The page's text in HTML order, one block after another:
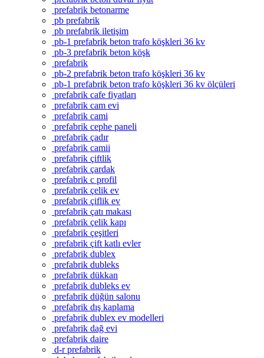
prefabrik betonarme
pb prefabrik
pb prefabrik iletişim
pb-1 prefabrik beton trafo köşkleri 36 kv
pb-3 prefabrik beton köşk
prefabrik
pb-2 prefabrik beton trafo köşkleri 36 kv
pb-1 prefabrik beton trafo köşkleri 36 kv ölçüleri
prefabrik cafe fiyatları
prefabrik cam evi
prefabrik cami
prefabrik cephe paneli
prefabrik çadır
prefabrik camii
prefabrik çiftlik
prefabrik çardak
prefabrik c profil
prefabrik çelik ev
prefabrik çiflik ev
prefabrik çatı makası
prefabrik çelik kapı
prefabrik çeşitleri
prefabrik çift katlı evler
prefabrik dublex
prefabrik dubleks
prefabrik dükkan
prefabrik dubleks ev
prefabrik düğün salonu
prefabrik dış kaplama
prefabrik dublex ev modelleri
prefabrik dağ evi
prefabrik daire
d-r prefabrik